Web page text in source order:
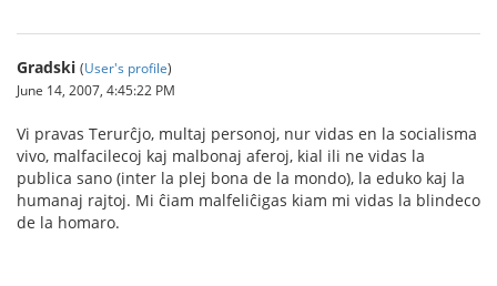
Gradski (User's profile)
June 14, 2007, 4:45:22 PM
Vi pravas Terurĉjo, multaj personoj, nur vidas en la socialisma
vivo, malfacilecoj kaj malbonaj aferoj, kial ili ne vidas la
publica sano (inter la plej bona de la mondo), la eduko kaj la
humanaj rajtoj. Mi ĉiam malfeliĉigas kiam mi vidas la blindeco
de la homaro.